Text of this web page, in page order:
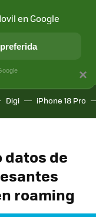
APLICACIONES
Digi iPhone 18 Pro
datos de
roaming
×
en Google